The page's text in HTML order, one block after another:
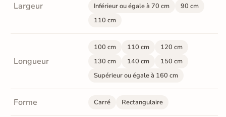
Largeur
Inférieur ou égale à 70 cm
90 cm
110 cm
Longueur
100 cm 110 cm
120 cm
130 cm
140 cm
150 cm
Supérieur ou égale à 160 cm
Forme Carré Rectangulaire